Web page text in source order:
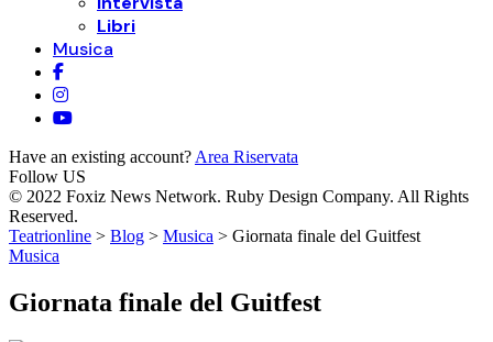
Libri
Musica
Have an existing account? Area Riservata
Follow US
© 2022 Foxiz News Network. Ruby Design Company. All Rights
Reserved.
Teatrionline > Blog > Musica > Giornata finale del Guitfest
Musica
Giornata finale del Guitfest